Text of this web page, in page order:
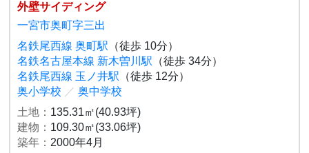
外壁サイディング
一宮市奥町字三出
名鉄尾西線 奥町駅 （徒歩 10分）
名鉄名古屋本線 新木曽川駅 （徒歩 34分）
名鉄尾西線 玉ノ井駅 （徒歩 12分）
奥小学校 ／ 奥中学校
土地： 135.31㎡(40.93坪)
建物： 109.30㎡(33.06坪)
築年： 2000年4月